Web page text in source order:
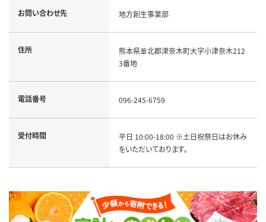
お問い合わせ先 地方創生事業部
住所
熊本県葦北郡津奈木町大字小津奈木212
3番地
電話番号 096-245-6759
受付時間
平日 10:00-18:00 ※土日祝祭日はお休み
をいただいております。